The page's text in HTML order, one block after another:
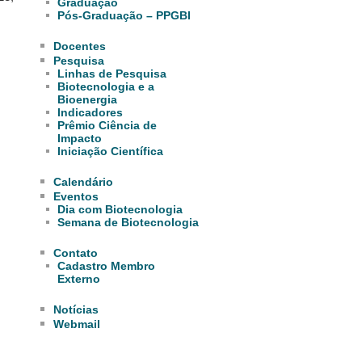
Pós-Graduação – PPGBI
Docentes
Pesquisa
Linhas de Pesquisa
Biotecnologia e a
Bioenergia
Indicadores
Prêmio Ciência de
Impacto
Iniciação Científica
Calendário
Eventos
Dia com Biotecnologia
Semana de Biotecnologia
Contato
Cadastro Membro
Externo
Notícias
Webmail